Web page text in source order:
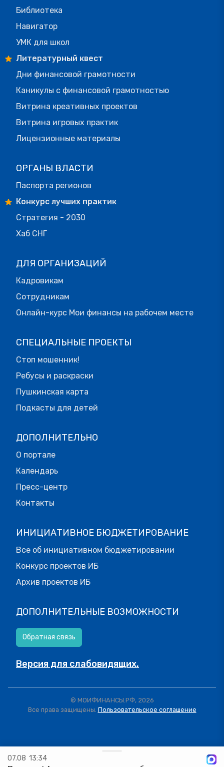
Библиотека
Навигатор
УМК для школ
Литературный квест
Дни финансовой грамотности
Каникулы с финансовой грамотностью
Витрина креативных проектов
Витрина игровых практик
Лицензионные материалы
ОРГАНЫ ВЛАСТИ
Паспорта регионов
Конкурс лучших практик
Стратегия - 2030
Хаб СНГ
ДЛЯ ОРГАНИЗАЦИЙ
Кадровикам
Сотрудникам
Онлайн-курс Мои финансы на рабочем месте
СПЕЦИАЛЬНЫЕ ПРОЕКТЫ
Стоп мошенник!
Ребусы и раскраски
Пушкинская карта
Подкасты для детей
ДОПОЛНИТЕЛЬНО
О портале
Календарь
Пресс-центр
Контакты
ИНИЦИАТИВНОЕ БЮДЖЕТИРОВАНИЕ
Все об инициативном бюджетировании
Конкурс проектов ИБ
Архив проектов ИБ
ДОПОЛНИТЕЛЬНЫЕ ВОЗМОЖНОСТИ
Обратная связь
Версия для слабовидящих.
© МОИФИНАНСЫ.РФ, 2026
Все права защищены. Пользовательское соглашение
07.08 13:34